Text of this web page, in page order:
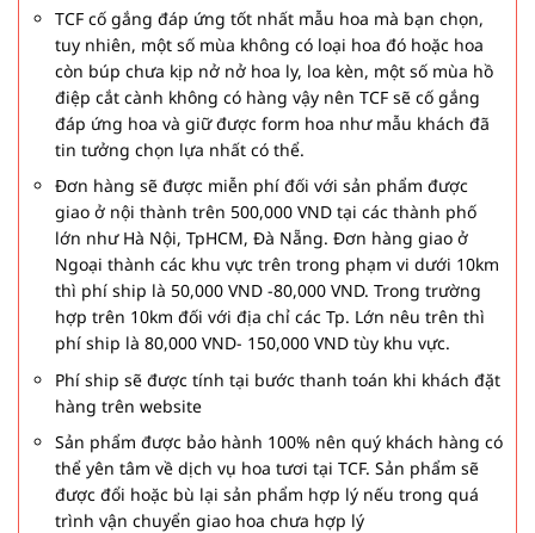
TCF cố gắng đáp ứng tốt nhất mẫu hoa mà bạn chọn,
tuy nhiên, một số mùa không có loại hoa đó hoặc hoa
còn búp chưa kịp nở nở hoa ly, loa kèn, một số mùa hồ
điệp cắt cành không có hàng vậy nên TCF sẽ cố gắng
đáp ứng hoa và giữ được form hoa như mẫu khách đã
tin tưởng chọn lựa nhất có thể.
Đơn hàng sẽ được miễn phí đối với sản phẩm được
giao ở nội thành trên 500,000 VND tại các thành phố
lớn như Hà Nội, TpHCM, Đà Nẵng. Đơn hàng giao ở
Ngoại thành các khu vực trên trong phạm vi dưới 10km
thì phí ship là 50,000 VND -80,000 VND. Trong trường
hợp trên 10km đối với địa chỉ các Tp. Lớn nêu trên thì
phí ship là 80,000 VND- 150,000 VND tùy khu vực.
Phí ship sẽ được tính tại bước thanh toán khi khách đặt
hàng trên website
Sản phẩm được bảo hành 100% nên quý khách hàng có
thể yên tâm về dịch vụ hoa tươi tại TCF. Sản phẩm sẽ
được đổi hoặc bù lại sản phẩm hợp lý nếu trong quá
trình vận chuyển giao hoa chưa hợp lý